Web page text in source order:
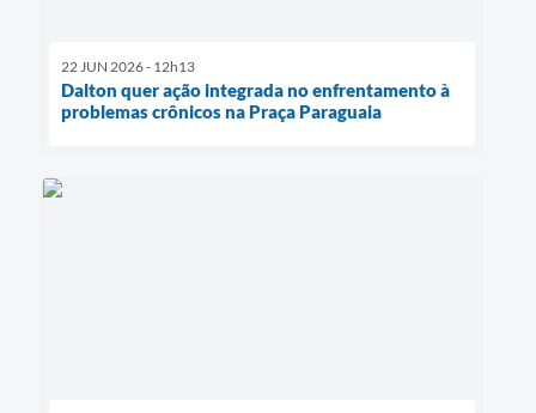
22 JUN 2026 - 12h13
Dalton quer ação integrada no enfrentamento à
problemas crônicos na Praça Paraguaia